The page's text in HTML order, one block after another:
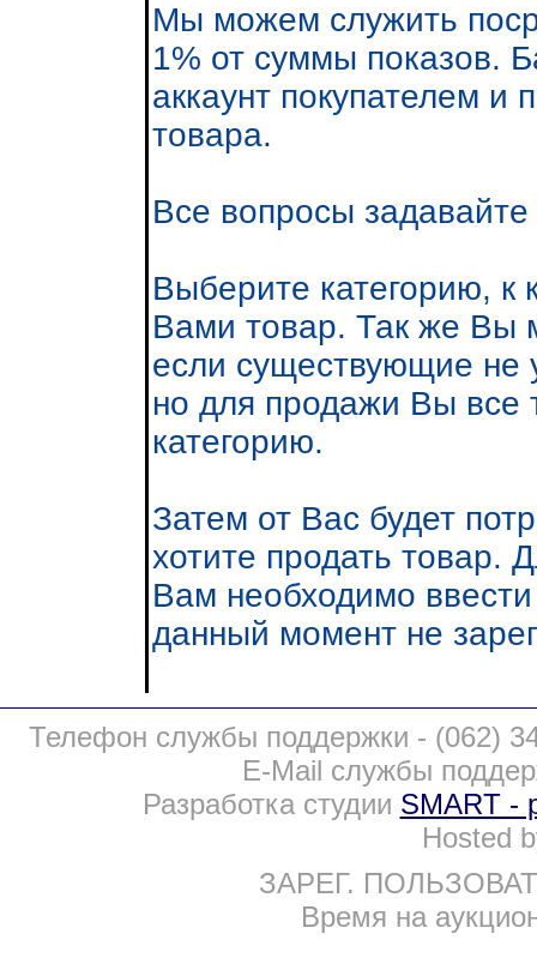
Мы можем служить
1% от суммы показов.
аккаунт покупателем и
товара.
Все вопросы
Выберите категорию, к
Вами товар. Так же Вы
если существующие не
но для продажи Вы
категорию.
Затем от Вас будет
хотите продать товар.
Вам необходимо
данный момент не
Телефон службы поддержки - (062)
E-Mail службы
Разработка студии SMART -
Hosted
ЗАРЕГ.
Время на